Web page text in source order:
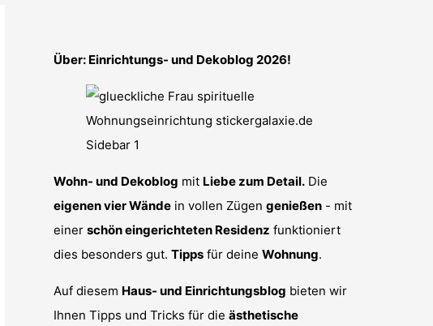
Über: Einrichtungs- und Dekoblog 2026!
Wohn- und Dekoblog mit Liebe zum Detail. Die
eigenen vier Wände in vollen Zügen genießen - mit
einer schön eingerichteten Residenz funktioniert
dies besonders gut. Tipps für deine Wohnung.
Auf diesem Haus- und Einrichtungsblog bieten wir
Ihnen Tipps und Tricks für die ästhetische